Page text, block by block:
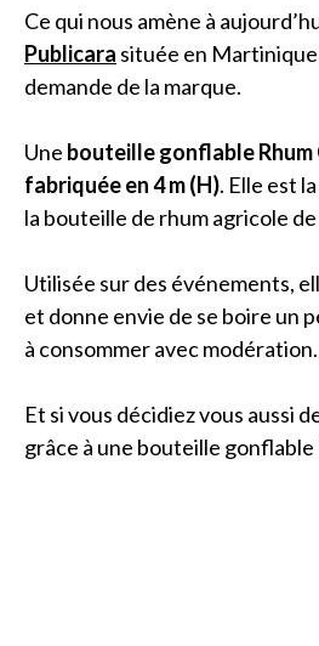
Ce qui nous amène à
Publicara située en
demande de la marque.
Une bouteille gonflable Rhum
fabriquée en 4 m (H). Elle est
la bouteille de rhum agricole
Utilisée sur des événements,
et donne envie de se boire un
à consommer avec modération.
Et si vous décidiez vous aussi
grâce à une bouteille gonflable